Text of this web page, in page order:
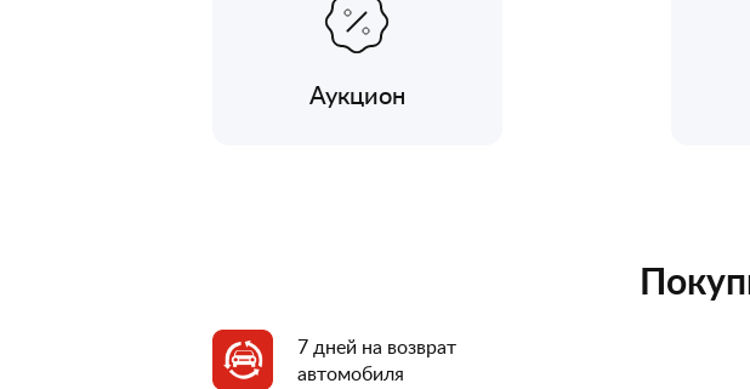
Аукцион
7 дней на возврат
автомобиля